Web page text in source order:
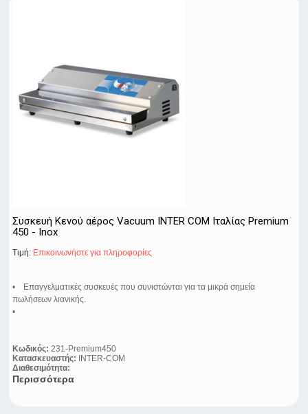
Συσκευή Κενού αέρος Vacuum INTER COM Ιταλίας Premium
450 - Inox
Τιμή: Eπικοινωνήστε για πληροφορίες
• Επαγγελματικές συσκευές που συνιστώνται για τα μικρά σημεία
πωλήσεων λιανικής.
•
Κωδικός: 231-Premium450
Κατασκευαστής: INTER-COM
Διαθεσιμότητα:
Περισσότερα